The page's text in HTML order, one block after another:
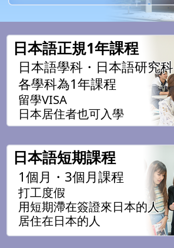
日本語正規1年課程
日本語學科・日本語研究科
各學科為1年課程
留學VISA
日本居住者也可入學
日本語短期課程
1個月・3個月課程
打工度假
用短期滯在簽證來日本的人
居住在日本的人